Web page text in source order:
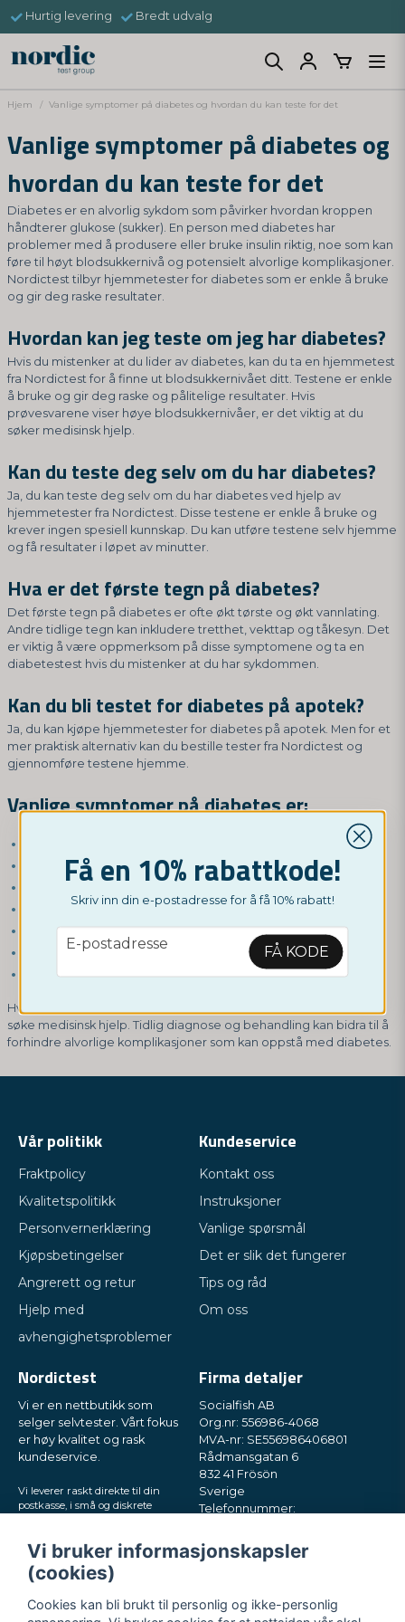
Hurtig levering Bredt udvalg
Hjem Vanlige symptomer på diabetes og hvordan du kan teste for det
Vanlige symptomer på diabetes og
hvordan du kan teste for det
Diabetes er en alvorlig sykdom som påvirker hvordan kroppen
håndterer glukose (sukker). En person med diabetes har
problemer med å produsere eller bruke insulin riktig, noe som kan
føre til høyt blodsukkernivå og potensielt alvorlige komplikasjoner.
Nordictest tilbyr hjemmetester for diabetes som er enkle å bruke
og gir deg raske resultater.
Hvordan kan jeg teste om jeg har diabetes?
Hvis du mistenker at du lider av diabetes, kan du ta en hjemmetest
fra Nordictest for å finne ut blodsukkernivået ditt. Testene er enkle
å bruke og gir deg raske og pålitelige resultater. Hvis
prøvesvarene viser høye blodsukkernivåer, er det viktig at du
søker medisinsk hjelp.
Kan du teste deg selv om du har diabetes?
Ja, du kan teste deg selv om du har diabetes ved hjelp av
hjemmetester fra Nordictest. Disse testene er enkle å bruke og
krever ingen spesiell kunnskap. Du kan utføre testene selv hjemme
og få resultater i løpet av minutter.
Hva er det første tegn på diabetes?
Det første tegn på diabetes er ofte økt tørste og økt vannlating.
Andre tidlige tegn kan inkludere tretthet, vekttap og tåkesyn. Det
er viktig å være oppmerksom på disse symptomene og ta en
diabetestest hvis du mistenker at du har sykdommen.
Kan du bli testet for diabetes på apotek?
Ja, du kan kjøpe hjemmetester for diabetes på apotek. Men for et
mer praktisk alternativ kan du bestille tester fra Nordictest og
gjennomføre testene hjemme.
Vanlige symptomer på diabetes er:
Utmattelse
Tåkesyn
Tørr hud og kløe
Hyppige infeksjoner
Langsom tilheling av sår
Hvis du mistenker at du har diabetes, er det viktig å ta en test og
søke medisinsk hjelp. Tidlig diagnose og behandling kan bidra til å
forhindre alvorlige komplikasjoner som kan oppstå med diabetes.
Få en 10% rabattkode!
Skriv inn din e-postadresse for å få 10% rabatt!
email
E-postadresse FÅ KODE
Vår politikk
Fraktpolicy
Kvalitetspolitikk
Personvernerklæring
Kjøpsbetingelser
Angrerett og retur
Hjelp med
avhengighetsproblemer
Kundeservice
Kontakt oss
Instruksjoner
Vanlige spørsmål
Det er slik det fungerer
Tips og råd
Om oss
Nordictest
Vi er en nettbutikk som
selger selvtester. Vårt fokus
er høy kvalitet og rask
kundeservice.
Vi leverer raskt direkte til din
postkasse, i små og diskrete
Firma detaljer
Socialfish AB
Org.nr: 556986-4068
MVA-nr: SE556986406801
Rådmansgatan 6
832 41 Frösön
Sverige
Telefonnummer:
E-post:hey@nordictest.no
Vi bruker informasjonskapsler
(cookies)
Cookies kan bli brukt til personlig og ikke-personlig